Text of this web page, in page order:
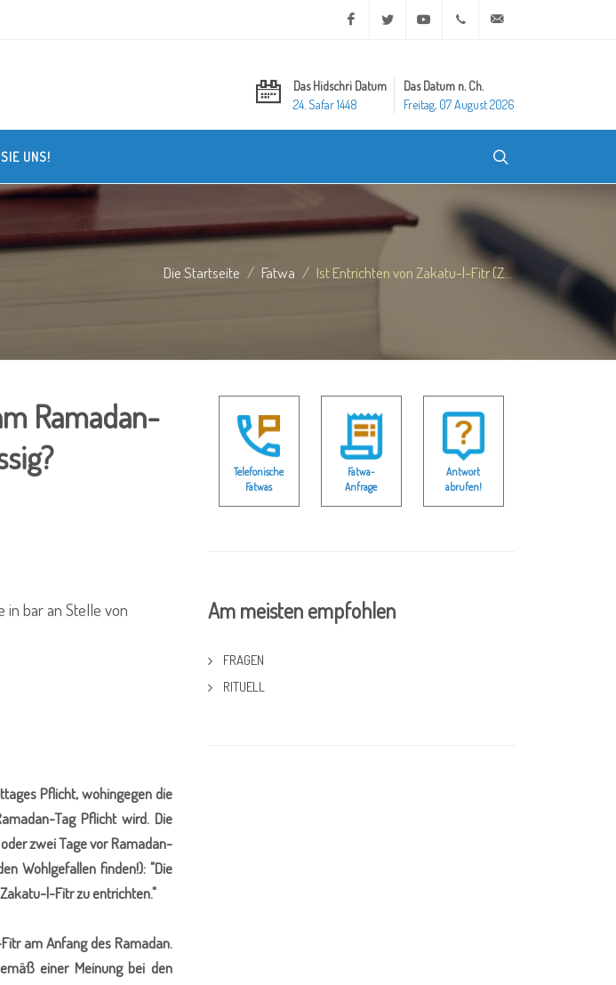
Facebook Twitter Youtube +20 2 25970400
Das Hidschri Datum
24. Safar 1448
Das Datum n. Ch.
Freitag, 07 August 2026
UNS!
Die Startseite Fatwa Ist Entrichten von Zakatu-l-Fitr (Z...
Ramadan-
bar an Stelle von
Pflicht, wohingegen die
Tag Pflicht wird. Die
zwei Tage vor Ramadan-
Wohlgefallen finden!): "Die
l-Fitr zu entrichten."
am Anfang des Ramadan.
einer Meinung bei den
Telefonische
Fatwas
Fatwa-
Anfrage
Antwort
abrufen!
Am meisten empfohlen
FRAGEN
RITUELL